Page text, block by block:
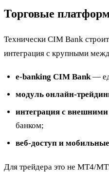
Торговые
Технически CIM Bank
интеграция с крупными
e-banking CIM Bank —
модуль онлайн-
интеграция с
банком;
веб-доступ и
Для трейдера это не MT4/